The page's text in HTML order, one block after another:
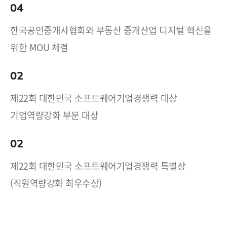
04
한국공인중개사협회와 부동산 중개산업 디지털 혁신을
위한 MOU 체결
02
제22회 대한민국 소프트웨어기업경쟁력 대상
기업역량강화 부문 대상
02
제22회 대한민국 소프트웨어기업경쟁력 특별상
(직원역량강화 최우수상)